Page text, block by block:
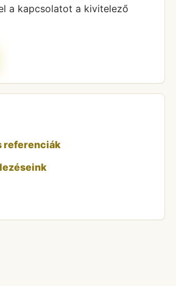
a kapcsolatot a kivitelező
referenciák